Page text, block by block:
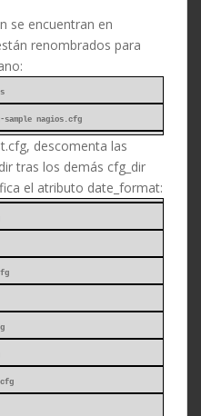
se encuentran en
renombrados para
sample nagios.cfg
descomenta las
tras los demás cfg_dir
el atributo date_format: